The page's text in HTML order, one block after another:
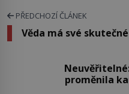
PŘEDCHOZÍ ČLÁNEK
Věda má své
proměnila